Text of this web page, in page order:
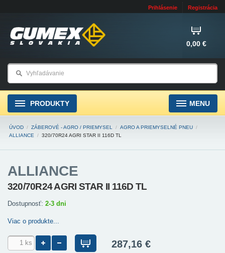
Prihlásenie Registrácia
0,00 €
PRODUKTY MENU
ÚVOD / ZÁBEROVÉ - AGRO / PRIEMYSEL / AGRO A PRIEMYSELNÉ PNEU /
ALLIANCE
/ 320/70R24 AGRI STAR II 116D TL
ALLIANCE
320/70R24 AGRI STAR II 116D TL
Dostupnosť: 2-3 dni
Viac o produkte...
287,16 €